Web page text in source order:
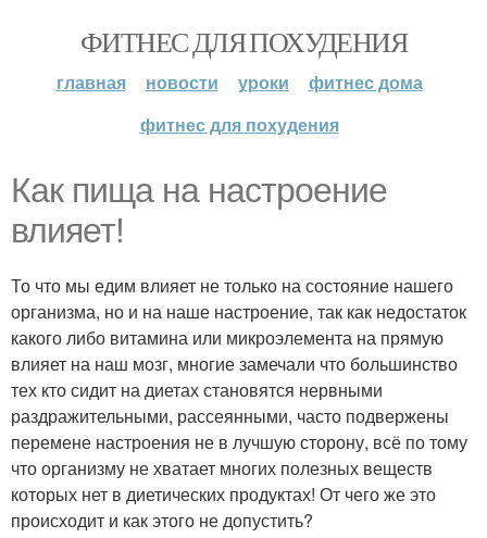
ФИТНЕС ДЛЯ ПОХУДЕНИЯ
главная новости уроки
фитнес дома
фитнес для похудения
Как пища на настроение
влияет!
То что мы едим влияет не только на состояние нашего
организма, но и на наше настроение, так как недостаток
какого либо витамина или микроэлемента на прямую
влияет на наш мозг, многие замечали что большинство
тех кто сидит на диетах становятся нервными
раздражительными, рассеянными, часто подвержены
перемене настроения не в лучшую сторону, всё по тому
что организму не хватает многих полезных веществ
которых нет в диетических продуктах! От чего же это
происходит и как этого не допустить?